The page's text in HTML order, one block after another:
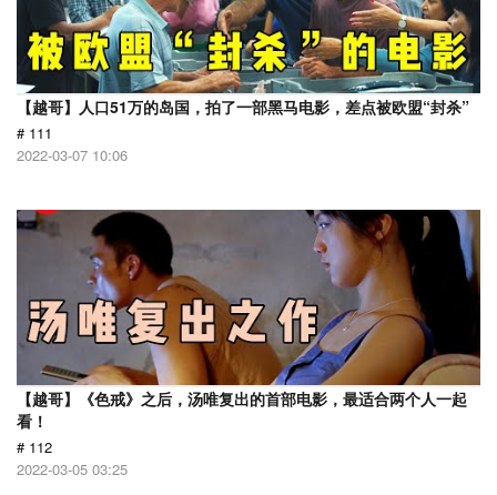
【越哥】人口51万的岛国，拍了一部黑马电影，差点被欧盟“封杀”
# 111
2022-03-07 10:06
【越哥】《色戒》之后，汤唯复出的首部电影，最适合两个人一起
看！
# 112
2022-03-05 03:25